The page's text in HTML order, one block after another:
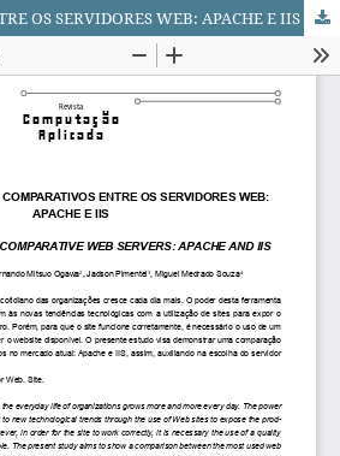
OS SERVIDORES WEB: APACHE E IIS